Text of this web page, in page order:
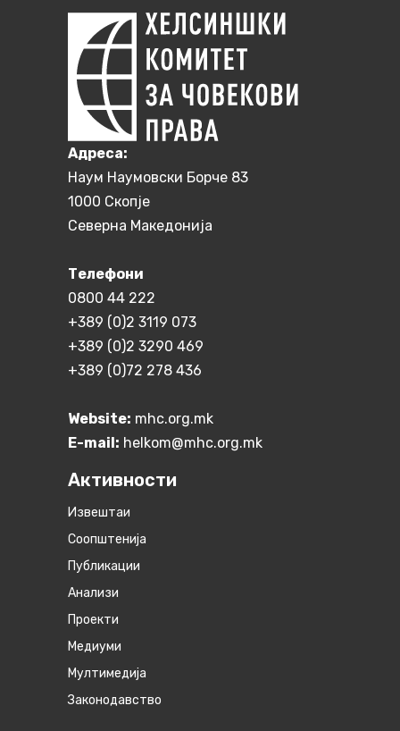
Aдреса:
Наум Наумовски Борче 83
1000 Скопје
Северна Македонија
Телефони
0800 44 222
+389 (0)2 3119 073
+389 (0)2 3290 469
+389 (0)72 278 436
Website: mhc.org.mk
E-mail: helkom@mhc.org.mk
Активности
Извештаи
Соопштенија
Публикации
Анализи
Проекти
Медиуми
Мултимедија
Законодавство